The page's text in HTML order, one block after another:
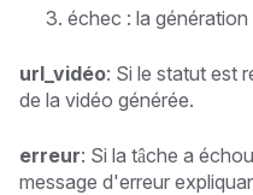
échec : la
url_vidéo: Si le statut est
de la vidéo générée.
erreur: Si la tâche a
message d'erreur